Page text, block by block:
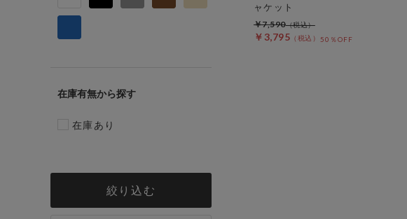
在庫有無
在庫あり
絞り込む
ャケット
￥3,795 50％OFF
￥7,590